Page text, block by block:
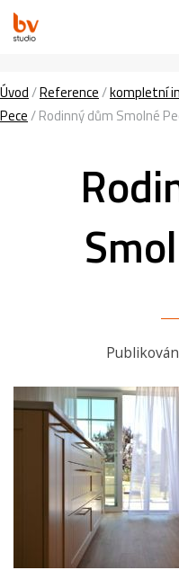
Úvod/Reference/kompletní
Pece/Rodinný dům Smolné